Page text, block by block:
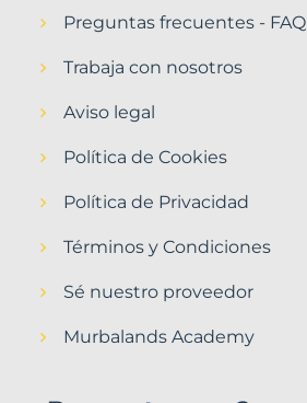
Preguntas frecuentes - FAQ
Trabaja con nosotros
Aviso legal
Política de Cookies
Política de Privacidad
Términos y Condiciones
Sé nuestro proveedor
Murbalands Academy